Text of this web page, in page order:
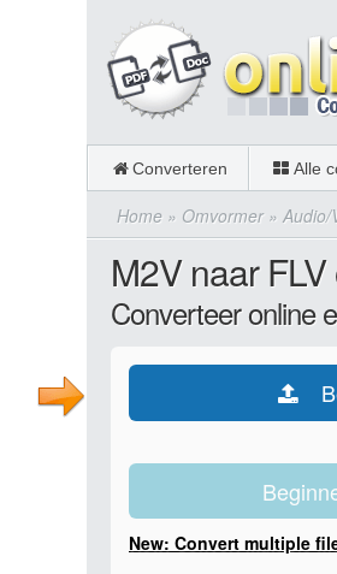
Converteren Alle
Home » Omvormer» Audio/
M2V naar
Converteer online
New: Convert multiple